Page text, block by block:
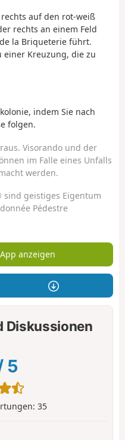
rechts auf den rot-weiß
rechts an einem Feld
la Briqueterie führt.
einer Kreuzung, die zu
indem Sie nach
folgen.
Visorando und der
im Falle eines Unfalls
werden.
sind geistiges Eigentum
Pédestre
anzeigen
Diskussionen
5
35